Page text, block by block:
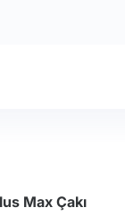
Max Çakı